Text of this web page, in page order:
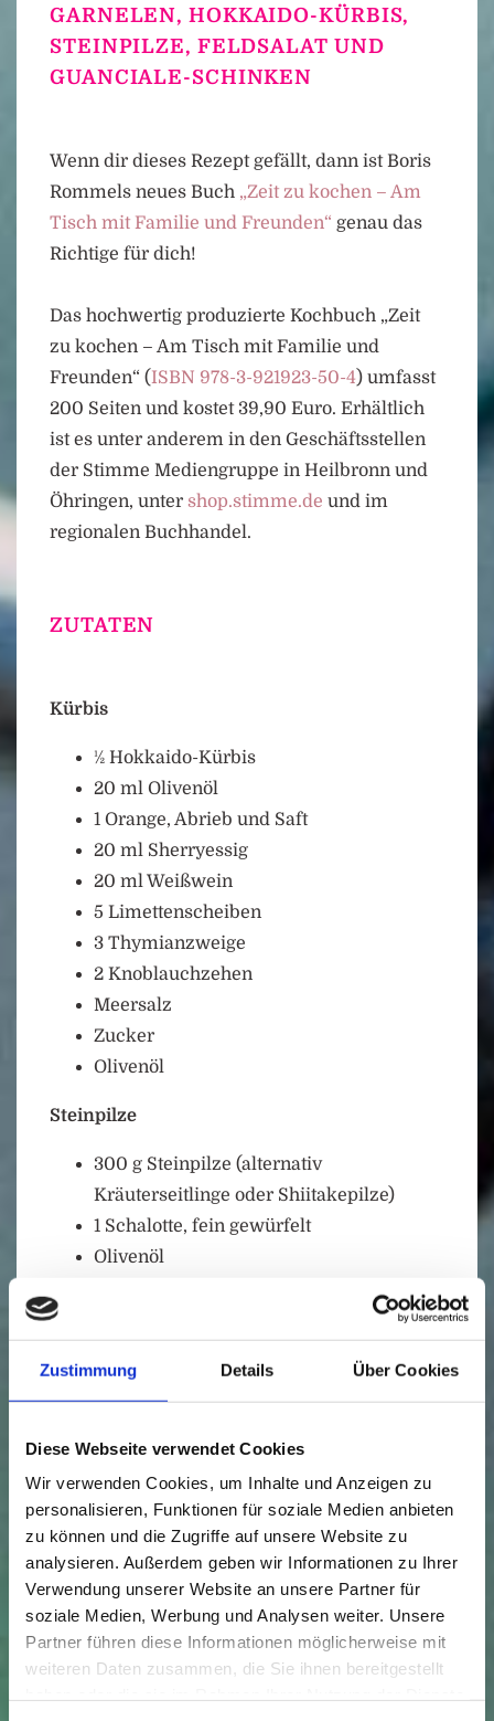
Zustimmung Details Über Cookies
Diese Webseite verwendet Cookies
Wir verwenden Cookies, um Inhalte und Anzeigen zu
personalisieren, Funktionen für soziale Medien anbieten
zu können und die Zugriffe auf unsere Website zu
analysieren. Außerdem geben wir Informationen zu Ihrer
Verwendung unserer Website an unsere Partner für
soziale Medien, Werbung und Analysen weiter. Unsere
Partner führen diese Informationen möglicherweise mit
weiteren Daten zusammen, die Sie ihnen bereitgestellt
GARNELEN, HOKKAIDO-KÜRBIS,
STEINPILZE, FELDSALAT UND
GUANCIALE-SCHINKEN
Wenn dir dieses Rezept gefällt, dann ist Boris
Rommels neues Buch „Zeit zu kochen – Am
Tisch mit Familie und Freunden“ genau das
Richtige für dich!
Das hochwertig produzierte Kochbuch „Zeit
zu kochen – Am Tisch mit Familie und
Freunden“ (ISBN 978-3-921923-50-4) umfasst
200 Seiten und kostet 39,90 Euro. Erhältlich
ist es unter anderem in den Geschäftsstellen
der Stimme Mediengruppe in Heilbronn und
Öhringen, unter shop.stimme.de und im
regionalen Buchhandel.
ZUTATEN
Kürbis
½ Hokkaido-Kürbis
20 ml Olivenöl
1 Orange, Abrieb und Saft
20 ml Sherryessig
20 ml Weißwein
5 Limettenscheiben
3 Thymianzweige
2 Knoblauchzehen
Meersalz
Zucker
Olivenöl
Steinpilze
300 g Steinpilze (alternativ
Kräuterseitlinge oder Shiitakepilze)
1 Schalotte, fein gewürfelt
Olivenöl
Zitronensaft
Feldsalat
100 g Feldsalat
Olivenöl
Meersalz
Zitronensaft
Guanciale-Schinken
18 Scheiben Guanciale-Schinken (ital.